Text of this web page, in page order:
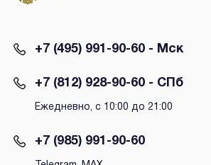
+7 (495) 991-90-60 - Мск
+7 (812) 928-90-60 - СПб
Ежедневно, с 10:00 до 21:00
+7 (985) 991-90-60